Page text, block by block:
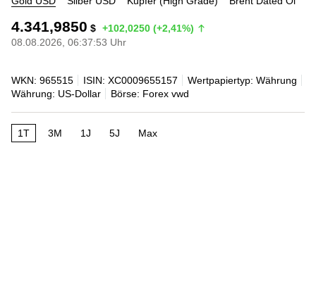
4.341,9850 $ +102,0250 (+2,41%)
08.08.2026, 06:37:53 Uhr
WKN: 965515 ISIN: XC0009655157
Wertpapiertyp: Währung
Währung: US-Dollar
Börse: Forex vwd
1T 3M 1J 5J Max